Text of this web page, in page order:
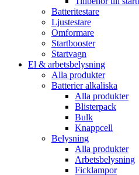
Batteritestare
Ljustestare
Omformare
Startbooster
Startvagn
El & arbetsbelysning
Alla produkter
Batterier alkaliska
Alla produkter
Blisterpack
Bulk
Knappcell
Belysning
Alla produkter
Arbetsbelysning
Ficklampor